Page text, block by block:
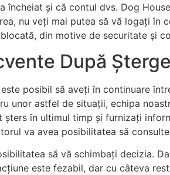
încheiat și că contul dvs. Dog
nu veți mai putea să vă logați în
din motive de securitate și
După
posibil să aveți în continuare
unor astfel de situații, echipa
în ultimul timp și furnizați
va avea posibilitatea să
să vă schimbați decizia.
este fezabil, dar cu câteva